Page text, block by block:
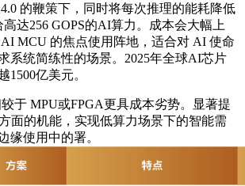
的鞭策下，同时将每次推理的能耗降低
达256 GOPS的AI算力。成本会大幅上
MCU 的焦点使用阵地，适合对 AI 使命
系统简练性的场景。2025年全球AI芯片
1500亿美元。
MPU或FPGA更具成本劣势。显著提
面的机能，实现低算力场景下的智能需
缘使用中的署。